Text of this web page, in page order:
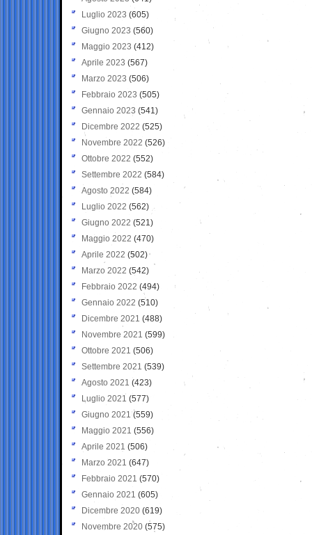
Luglio 2023 (605)
Giugno 2023 (560)
Maggio 2023 (412)
Aprile 2023 (567)
Marzo 2023 (506)
Febbraio 2023 (505)
Gennaio 2023 (541)
Dicembre 2022 (525)
Novembre 2022 (526)
Ottobre 2022 (552)
Settembre 2022 (584)
Agosto 2022 (584)
Luglio 2022 (562)
Giugno 2022 (521)
Maggio 2022 (470)
Aprile 2022 (502)
Marzo 2022 (542)
Febbraio 2022 (494)
Gennaio 2022 (510)
Dicembre 2021 (488)
Novembre 2021 (599)
Ottobre 2021 (506)
Settembre 2021 (539)
Agosto 2021 (423)
Luglio 2021 (577)
Giugno 2021(559)
Maggio 2021 (556)
Aprile 2021 (506)
Marzo 2021 (647)
Febbraio 2021 (570)
Gennaio 2021 (605)
Dicembre 2020 (619)
Novembre 2020 (575)